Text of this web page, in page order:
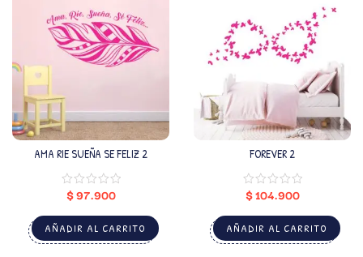
AMA RIE SUEÑA SE FELIZ 2
$97.900
AÑADIR AL CARRITO
FOREVER 2
$104.900
AÑADIR AL CARRITO